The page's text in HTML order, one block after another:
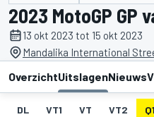
2023 MotoGP GP
13 okt 2023 tot 15 okt 2023
Mandalika International
OverzichtUitslagenNieuws
DL VT1 VT VT2 Q1